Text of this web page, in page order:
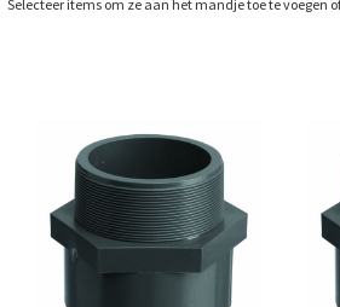
Selecteer items om ze aan het mandje toe te voegen